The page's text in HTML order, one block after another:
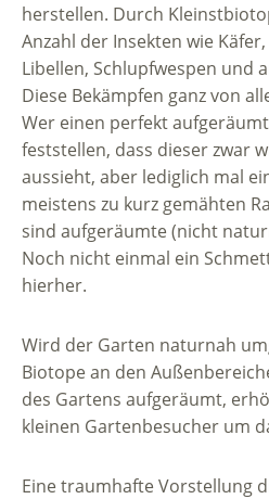
herstellen. Durch
Anzahl der Insekten wie Käfer,
Libellen, Schlupfwespen und
Diese Bekämpfen ganz von
Wer einen perfekt
feststellen, dass dieser zwar
aussieht, aber lediglich mal
meistens zu kurz gemähten
sind aufgeräumte (nicht
Noch nicht einmal ein
hierher.
Wird der Garten naturnah
Biotope an den
des Gartens aufgeräumt,
kleinen Gartenbesucher um
Eine traumhafte Vorstellung